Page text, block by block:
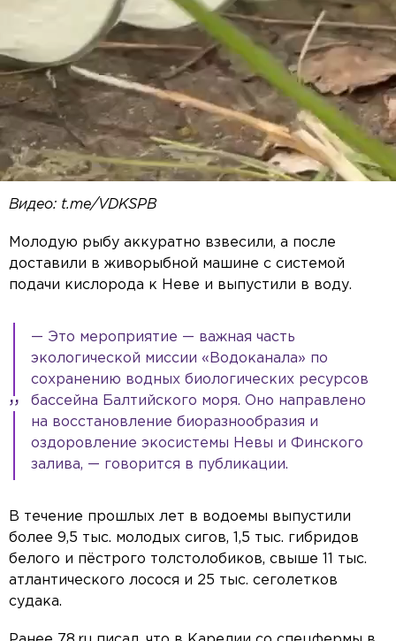
Видео: t.me/VDKSPB
Молодую рыбу аккуратно взвесили, а после
доставили в живорыбной машине с системой
подачи кислорода к Неве и выпустили в воду.
— Это мероприятие — важная часть
экологической миссии «Водоканала» по
сохранению водных биологических ресурсов
бассейна Балтийского моря. Оно направлено
на восстановление биоразнообразия и
оздоровление экосистемы Невы и Финского
залива, — говорится в публикации.
В течение прошлых лет в водоемы выпустили
более 9,5 тыс. молодых сигов, 1,5 тыс. гибридов
белого и пёстрого толстолобиков, свыше 11 тыс.
атлантического лосося и 25 тыс. сеголетков
судака.